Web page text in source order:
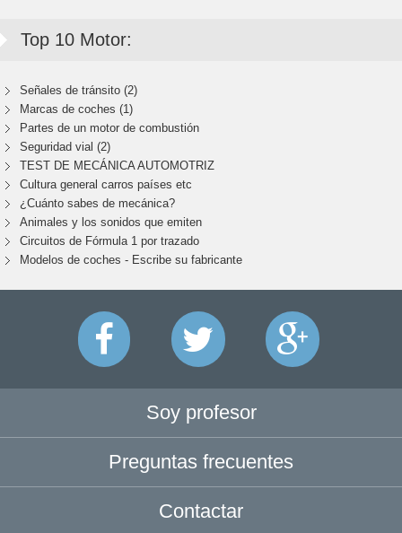
Top 10 Motor:
Señales de tránsito (2)
Marcas de coches (1)
Partes de un motor de combustión
Seguridad vial (2)
TEST DE MECÁNICA AUTOMOTRIZ
Cultura general carros países etc
¿Cuánto sabes de mecánica?
Animales y los sonidos que emiten
Circuitos de Fórmula 1 por trazado
Modelos de coches - Escribe su fabricante
Soy profesor
Preguntas frecuentes
Contactar